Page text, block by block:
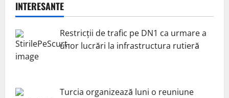
INTERESANTE
Restricții de trafic pe DN1 ca urmare a
unor lucrări la infrastructura rutieră
Turcia organizează luni o reuniune